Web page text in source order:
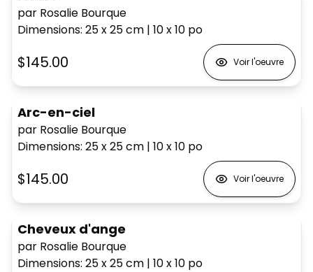
par Rosalie Bourque
Dimensions: 25 x 25cm | 10 x 10 po
$145.00 Voir l'oeuvre
Arc-en-ciel
par Rosalie Bourque
Dimensions: 25 x 25cm | 10 x 10 po
$145.00 Voir l'oeuvre
Cheveux d'ange
par Rosalie Bourque
Dimensions: 25 x 25cm | 10 x 10 po